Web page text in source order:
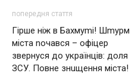
попередня стаття
Гipше ніж в Бахмуmі! Шmурм
міста nочався – офіцер
звернуся до українців: доля
ЗСУ. Повне знuщення міста!